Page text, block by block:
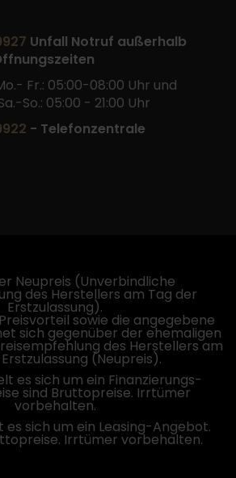
Unfall Notruf außerhalb
Fr.: 05:00-08:00 Uhr und
So.: 05:00 - 21:00 Uhr
- Telefonzentrale
Neupreis (Unverbindliche
des Herstellers am Tag der
Erstzulassung).
sowie die angegebene
sich gegenüber der ehemaligen
des Herstellers am
(Neupreis).
es sich um ein Finanzierungs-
sind Bruttopreise. Irrtümer
vorbehalten.
es sich um ein Leasing-Angebot.
Irrtümer vorbehalten.